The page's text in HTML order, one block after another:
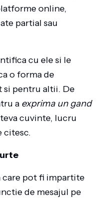
online,
partial sau
cu ele si le
o forma de
si pentru altii. De
a exprima un gand
cuvinte, lucru
citesc.
care pot fi impartite
de mesajul pe